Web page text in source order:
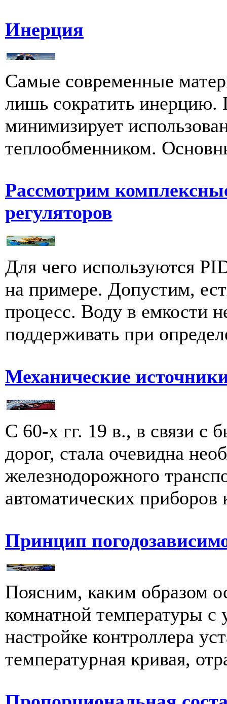
Инерция
Самые современные
лишь сократить инерцию.
минимизирует
теплообменником.
Рассмотрим
регуляторов
Для чего используются
на примере. Допустим,
процесс. Воду в емкости
поддерживать при
Механические
С 60-х гг. 19 в., в связи с
дорог, стала очевидна
железнодорожного
автоматических приборов
Принцип
Поясним, каким образом
комнатной температуры
настройке контроллера
температурная кривая,